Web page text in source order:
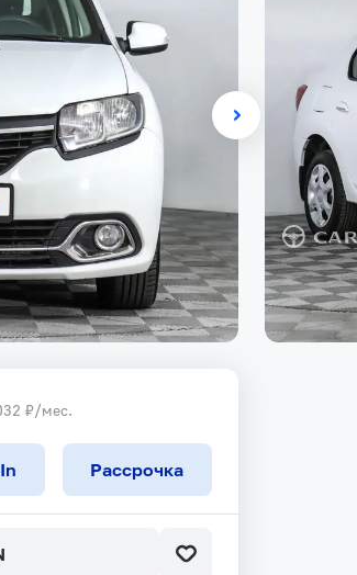
₽/мес.
Рассрочка